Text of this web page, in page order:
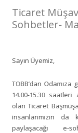
Ticaret
Sohbetler-
Sayın Üyemiz,
TOBB’dan
14.00-15.30 saatleri
olan Ticaret
insanlarımızın da
paylaşacağı e-